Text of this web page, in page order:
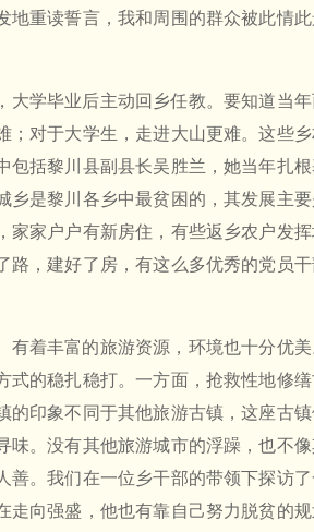
重读誓言，我和周围的群众被此情
大学毕业后主动回乡任教。要知道当
对于大学生，走进大山更难。这些
包括黎川县副县长吴胜兰，她当年扎
是黎川各乡中最贫困的，其发展主
家家户户有新房住，有些返乡农户发
路，建好了房，有这么多优秀的党员
有着丰富的旅游资源，环境也十分优
式的稳扎稳打。一方面，抢救性地修
印象不同于其他旅游古镇，这座古
味。没有其他旅游城市的浮躁，也不
。我们在一位乡干部的带领下探访了
向强盛，他也有靠自己努力脱贫的